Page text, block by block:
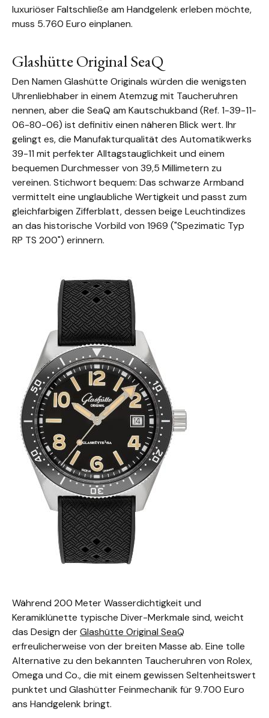
luxuriöser Faltschließe am Handgelenk erleben möchte,
muss 5.760 Euro einplanen.
Glashütte Original SeaQ
Den Namen Glashütte Originals würden die wenigsten
Uhrenliebhaber in einem Atemzug mit Taucheruhren
nennen, aber die SeaQ am Kautschukband (Ref. 1-39-11-
06-80-06) ist definitiv einen näheren Blick wert. Ihr
gelingt es, die Manufakturqualität des Automatikwerks
39-11 mit perfekter Alltagstauglichkeit und einem
bequemen Durchmesser von 39,5 Millimetern zu
vereinen. Stichwort bequem: Das schwarze Armband
vermittelt eine unglaubliche Wertigkeit und passt zum
gleichfarbigen Zifferblatt, dessen beige Leuchtindizes
an das historische Vorbild von 1969 ("Spezimatic Typ
RP TS 200") erinnern.
Während 200 Meter Wasserdichtigkeit und
Keramiklünette typische Diver-Merkmale sind, weicht
das Design derGlashütte Original SeaQ
erfreulicherweise von der breiten Masse ab. Eine tolle
Alternative zu den bekannten Taucheruhren von Rolex,
Omega und Co., die mit einem gewissen Seltenheitswert
punktet und Glashütter Feinmechanik für 9.700 Euro
ans Handgelenk bringt.